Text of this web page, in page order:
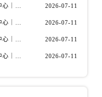
江苏省连云港市海州区通灌北路爱彼售后服务中心（需提前预约）
亲身探访爱彼重庆官方售后服务中心｜详细地址与售后电话（2026年7月最新） 2026-07-11
亲身探访爱彼常州官方售后服务中心｜热线与地址（2026年7月最新） 2026-07-11
亲身探访爱彼贵阳官方售后服务中心｜网点地址及热线（2026年7月最新） 2026-07-11
亲身探访爱彼泉州官方售后服务中心｜服务热线及具体地址（2026年7月最新） 2026-07-11